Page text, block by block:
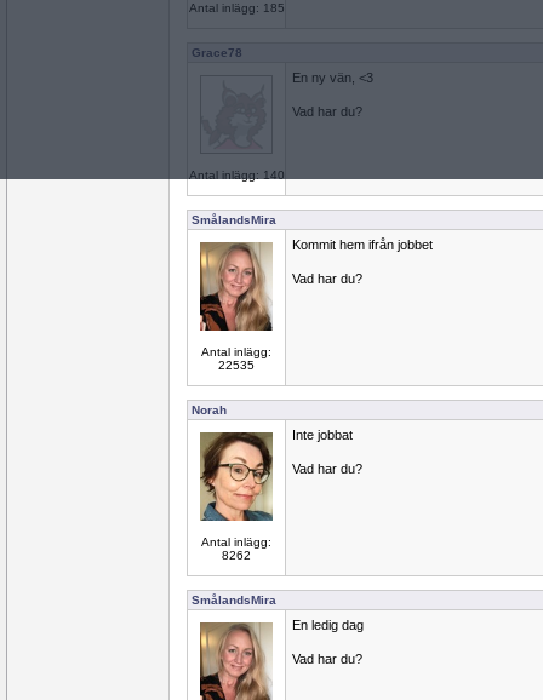
Antal inlägg: 185
Grace78
Antal inlägg: 140
En ny vän, <3
Vad har du?
SmålandsMira
Antal inlägg:
22535
Kommit hem ifrån jobbet
Vad har du?
Norah
Antal inlägg:
8262
Inte jobbat
Vad har du?
SmålandsMira
En ledig dag
Vad har du?